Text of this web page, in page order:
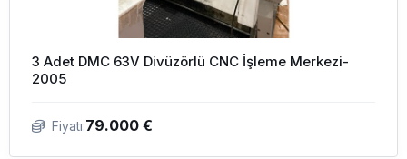
3 Adet DMC 63V Divüzörlü CNC İşleme Merkezi-
2005
Fiyatı:79.000 €